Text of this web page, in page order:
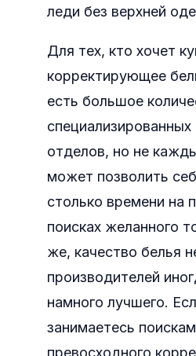
леди без верхней
Для тех, кто хочет
корректирующее
есть большое
специализированных
отделов, но не
может позволить
столько времени на
поисках желанного
же, качество белья
производителей
намного лучшего.
занимаетесь
превосходного